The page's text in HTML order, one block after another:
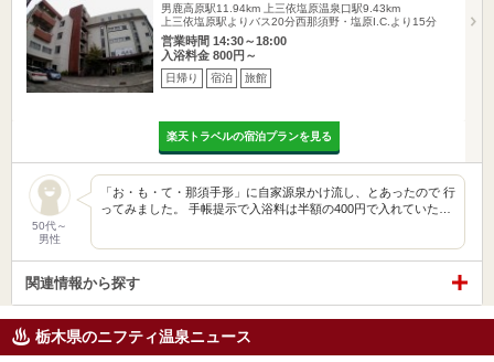
男鹿高原駅11.94km
上三依塩原温泉口駅9.43km
上三依塩原駅よりバス20分西那須野・塩原I.C.より15分
営業時間 14:30～18:00
入浴料金 800円～
日帰り 宿泊 旅館
楽天トラベルの宿泊プランを見る
50代～
男性
「お・も・て・那須手形」に自家源泉かけ流し、とあったので 行
ってみました。 手帳提示で入浴料は半額の400円で入れていた…
関連情報から探す
栃木県のニフティ温泉ニュース